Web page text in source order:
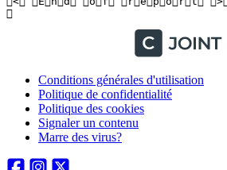
Conditions générales d'utilisation
Politique de confidentialité
Politique des cookies
Signaler un contenu
Marre des virus?